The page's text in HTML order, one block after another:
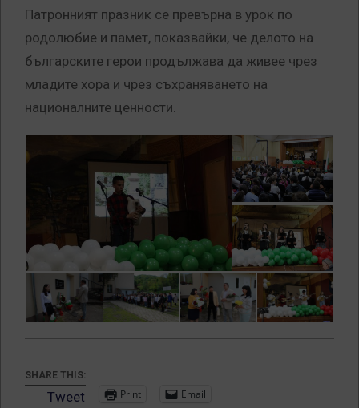
Патронният празник се превърна в урок по
родолюбие и памет, показвайки, че делото на
българските герои продължава да живее чрез
младите хора и чрез съхраняването на
националните ценности.
SHARE THIS:
Tweet Print Email